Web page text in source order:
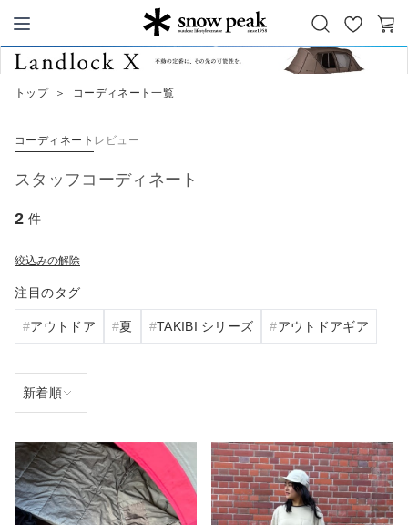
Snow Peak
お
気
カ
トップ ＞ コーディネート一覧
コーディネート レビュー
スタッフコーディネート
2 件
絞込みの解除
注目のタグ
アウトドア 夏 TAKIBI シリーズ アウトドアギア